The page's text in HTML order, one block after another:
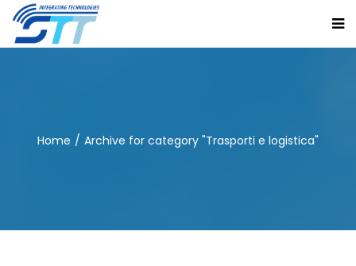
Home Archive for category "Trasporti e logistica"